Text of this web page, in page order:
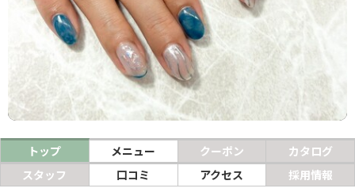
ヘアサロン
ネイルサロン
まつげサロン
エステサロン
リラクゼーションサロン
美容クリニック
ヘアカタログ
トップ メニュー クーポン
カタログ
スタッフ
口コミ アクセス 採用情報